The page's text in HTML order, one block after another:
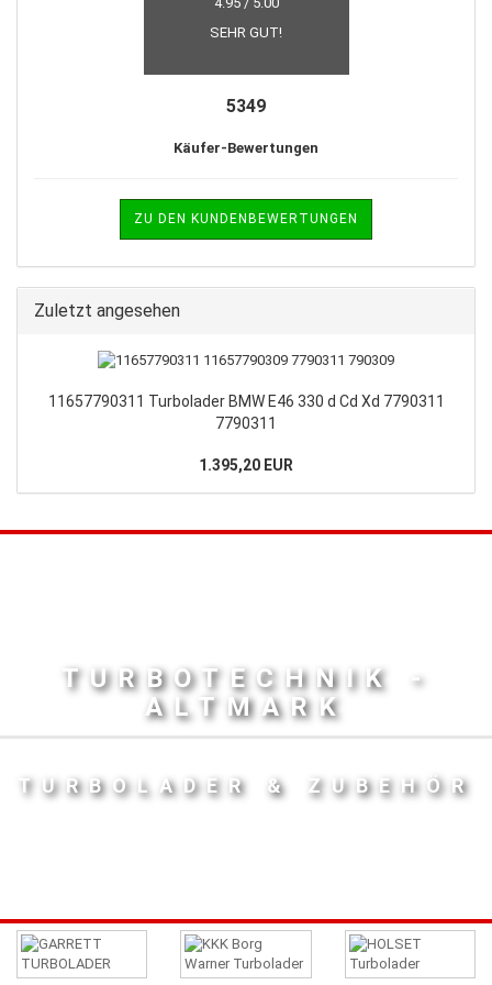
SEHR GUT!
5349
Käufer-Bewertungen
ZU DEN KUNDENBEWERTUNGEN
Zuletzt angesehen
11657790311 Turbolader BMW E46 330 d Cd Xd 7790311
7790311
1.395,20 EUR
TURBOTECHNIK -
ALTMARK
TURBOLADER & ZUBEHÖR